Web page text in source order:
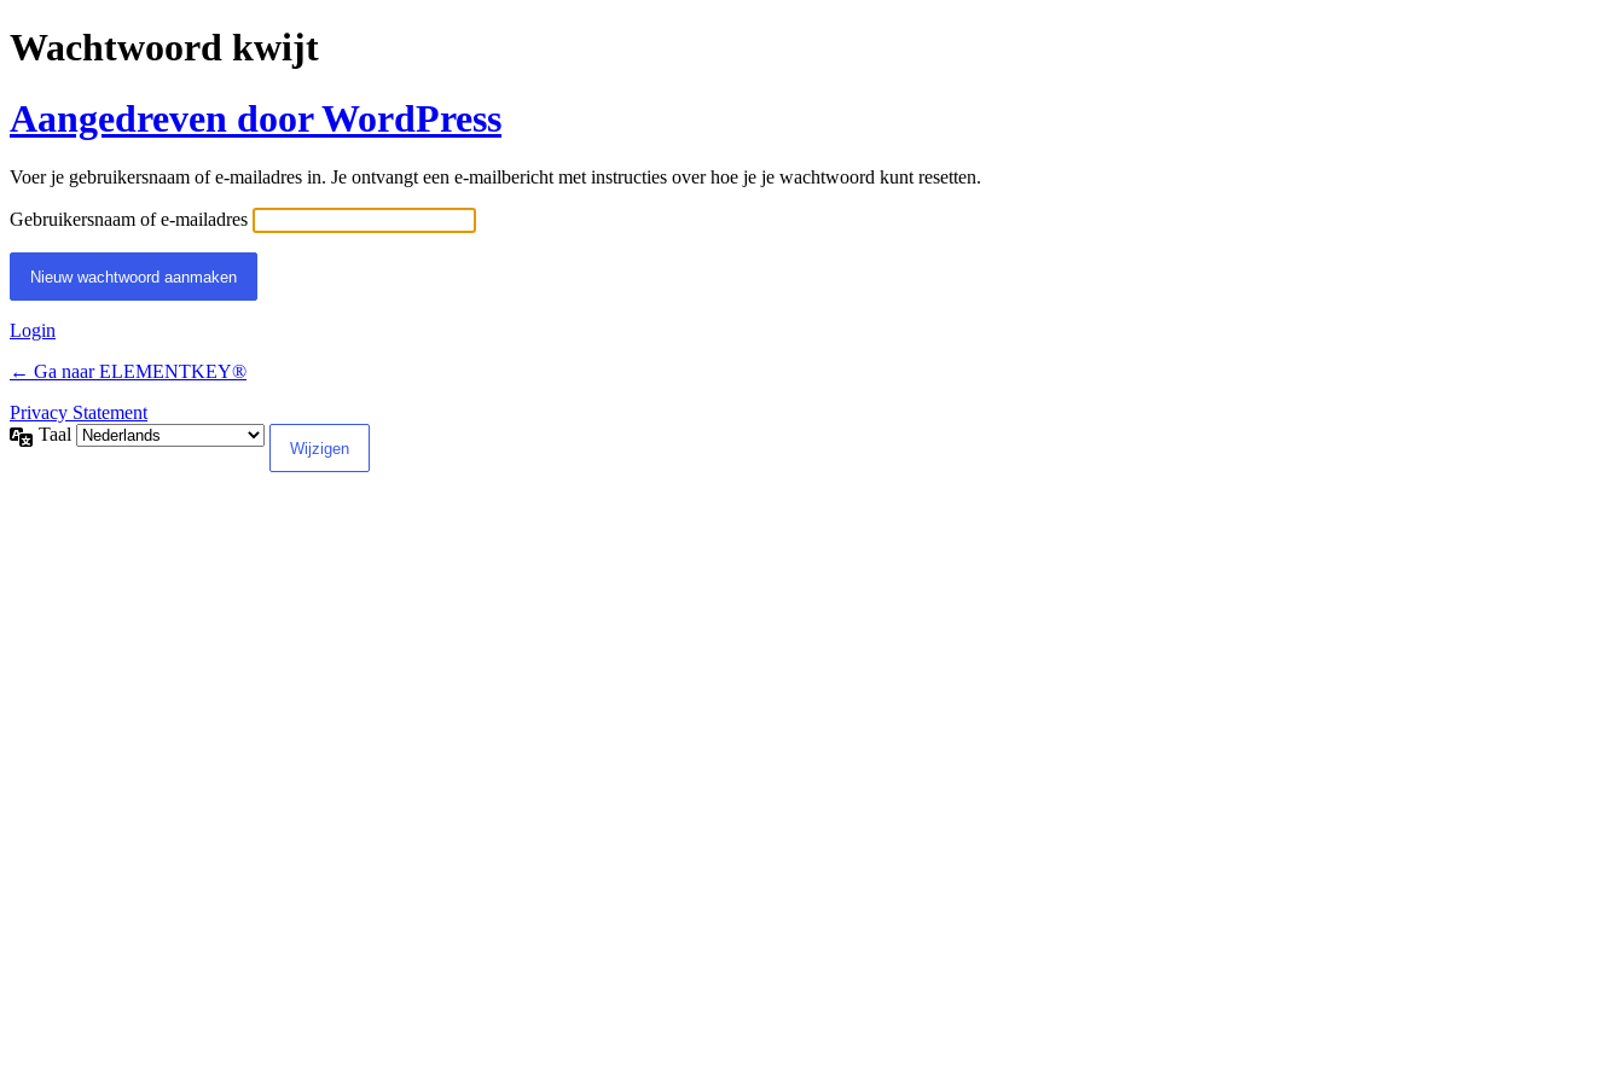
Wachtwoord kwijt
Aangedreven door WordPress
Voer je gebruikersnaam of e-mailadres in. Je ontvangt een e-mailbericht met instructies over hoe je je wachtwoord kunt resetten.
Gebruikersnaam of e-mailadres
Login
← Ga naar ELEMENTKEY®
Privacy Statement
Taal